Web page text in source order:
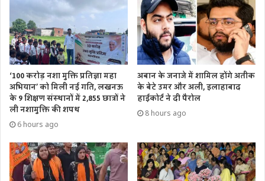
‘100 करोड़ नशा मुक्ति प्रतिज्ञा महा
अभियान’ को मिली नई गति, लखनऊ
के 9 शिक्षण संस्थानों में 2,855 छात्रों ने
ली नशामुक्ति की शपथ
6 hours ago
अबान के जनाजे में शामिल होंगे अतीक
के बेटे उमर और अली, इलाहाबाद
हाईकोर्ट ने दी पैरोल
8 hours ago